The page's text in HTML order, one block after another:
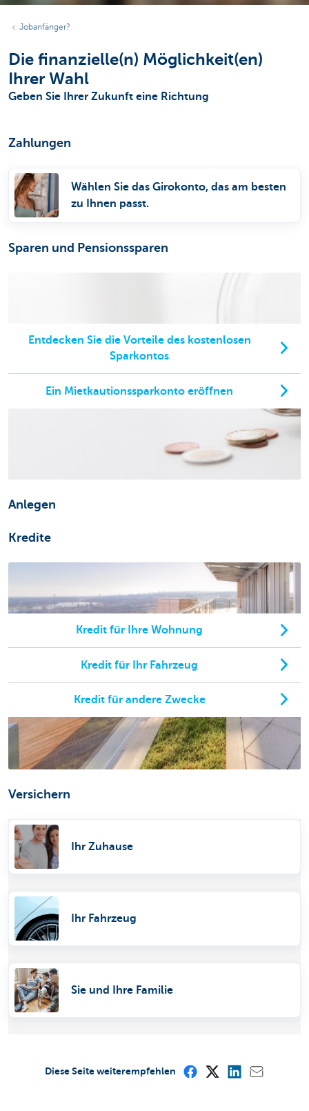
Jobanfänger?
Die finanzielle(n) Möglichkeit(en)
Ihrer Wahl
Geben Sie Ihrer Zukunft eine Richtung
Zahlungen
Wählen Sie das Girokonto, das am besten
zu Ihnen passt.
Sparen und Pensionssparen
Entdecken Sie die Vorteile des kostenlosen
Sparkontos
Ein Mietkautionssparkonto eröffnen
Anlegen
Kredite
Kredit für Ihre Wohnung
Kredit für Ihr Fahrzeug
Kredit für andere Zwecke
Versichern
Ihr Zuhause
Ihr Fahrzeug
Sie und Ihre Familie
Diese Seite weiterempfehlen